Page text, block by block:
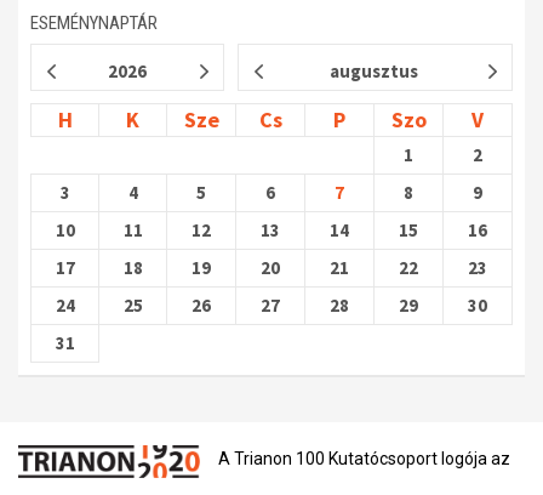
ESEMÉNYNAPTÁR
2026 augusztus
H K Sze Cs P Szo V
1
2
3
4 5 6 7 8
9
10
11 12 13 14 15
16
17
18 19 20 21 22
23
24
25 26 27 28 29
30
31
A Trianon 100 Kutatócsoport logója az